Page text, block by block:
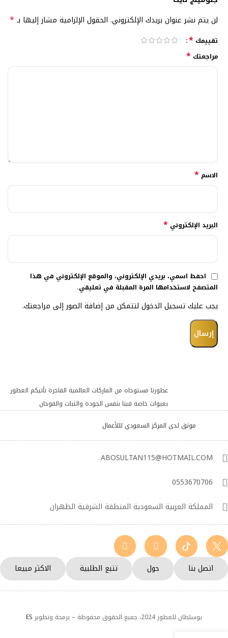
لن يتم نشر عنوان بريدك الإلكتروني. الحقول الإلزامية مشار إليها بـ *
تقييمك *
مراجعتك *
الاسم *
البريد الإلكتروني *
احفظ اسمي، بريدي الإلكتروني، والموقع الإلكتروني في هذا
المتصفح لاستخدامها المرة المقبلة في تعليقي.
يجب عليك تسجيل الدخول لتتمكن من إضافة الصور إلى مراجعتك.
عطورنا مستوحاه من الماركات العالمية الفاخرة تأتيكم العطور
بعبوات خاصة فينا بنفس الجودة والثبات والفوحان
موثق لدى المركز السعودي لللأعمال
ABOSULTAN115@HOTMAIL.COM
0553670706
المملكة العربية السعودية المنطقة الشرقية الظهران
اتصل بنا حول تتبع الطلبية الاكثر مبيعا
بوسلطان للعطور 2024، جميع الحقوق محفوظة – برمجة وتطوير ES